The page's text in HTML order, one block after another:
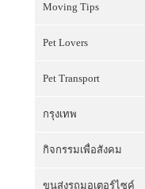
Moving Tips
Pet Lovers
Pet Transport
กรุงเทพ
กิจกรรมเพื่อสังคม
ขนส่งรถมอเตอร์ไซค์